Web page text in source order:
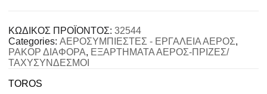
ΚΩΔΙΚΟΣ ΠΡΟΪΟΝΤΟΣ: 32544
Categories: ΑΕΡΟΣΥΜΠΙΕΣΤΕΣ - ΕΡΓΑΛΕΙΑ ΑΕΡΟΣ,
ΡΑΚΟΡ ΔΙΑΦΟΡΑ, ΕΞΑΡΤΗΜΑΤΑ ΑΕΡΟΣ-ΠΡΙΖΕΣ/
ΤΑΧΥΣΥΝΔΕΣΜΟΙ
TOROS